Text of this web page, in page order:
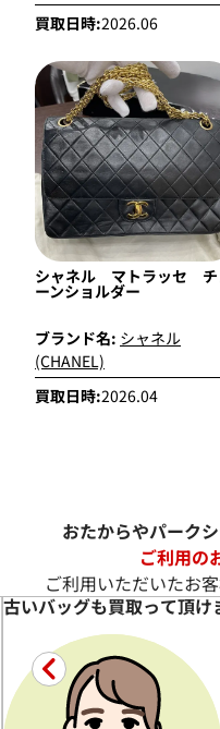
買取日時:2026.06
シャネル マトラッセ チ
ーンショルダー
ブランド名: シャネル
(CHANEL)
買取日時:2026.04
おたからやパーク
ご利用の
ご利用いただいたお
いバッグも買取って頂け